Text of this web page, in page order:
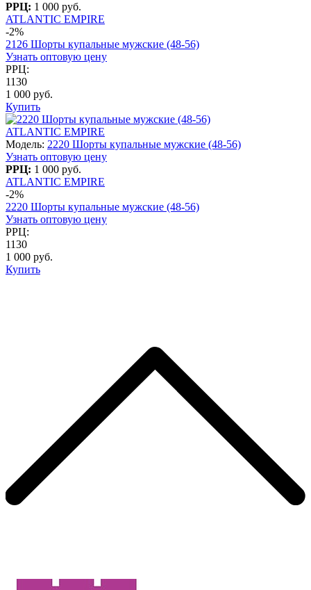
РРЦ: 1 000 руб.
ATLANTIC EMPIRE
-2%
2126 Шорты купальные мужские (48-56)
Узнать оптовую цену
РРЦ:
1130
1 000 руб.
Купить
ATLANTIC EMPIRE
Модель: 2220 Шорты купальные мужские (48-56)
Узнать оптовую цену
РРЦ: 1 000 руб.
ATLANTIC EMPIRE
-2%
2220 Шорты купальные мужские (48-56)
Узнать оптовую цену
РРЦ:
1130
1 000 руб.
Купить